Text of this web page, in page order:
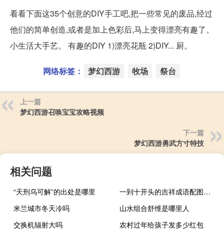
看看下面这35个创意的DIY手工吧,把一些常见的废品,经过
他们的简单创造,或者是加上色彩后,马上变得漂亮有趣了。
小生活大手艺。 有趣的DIY 1)漂亮花瓶 2)DIY... 厨。
网络标签： 梦幻西游 牧场 祭台
上一篇
梦幻西游召唤宝宝攻略视频
下一篇
梦幻西游勇武方寸特技
相关问题
“天刑乌可解”的出处是哪里
一到十开头的吉祥成语配图（一到十开头的吉祥成语）
米兰城市冬天冷吗
山水组合舒维是哪里人
交换机辐射大吗
农村过年给孩子发多少红包